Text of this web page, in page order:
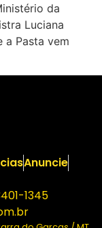
da
Luciana
a Pasta vem
Anuncie
1345